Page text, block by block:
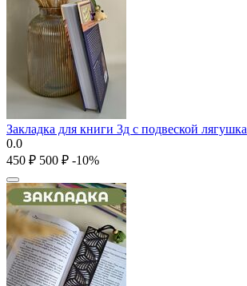
Закладка для книги 3д с подвеской лягушка
0.0
‍450‍ ₽ ‍500‍ ₽ -10%